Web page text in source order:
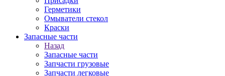
Герметики
Омыватели стекол
Краски
Запасные части
Назад
Запасные части
Запчасти грузовые
Запчасти легковые